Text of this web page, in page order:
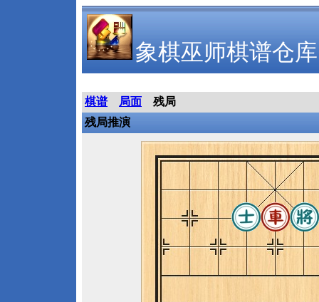
象棋巫师棋谱仓库
棋谱 局面
残局
残局推演